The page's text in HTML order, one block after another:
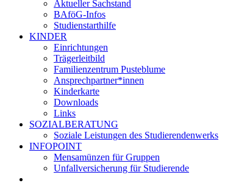
Aktueller Sachstand
BAföG-Infos
Studienstarthilfe
KINDER
Einrichtungen
Trägerleitbild
Familienzentrum Pusteblume
Ansprechpartner*innen
Kinderkarte
Downloads
Links
SOZIALBERATUNG
Soziale Leistungen des Studierendenwerks
INFOPOINT
Mensamünzen für Gruppen
Unfallversicherung für Studierende